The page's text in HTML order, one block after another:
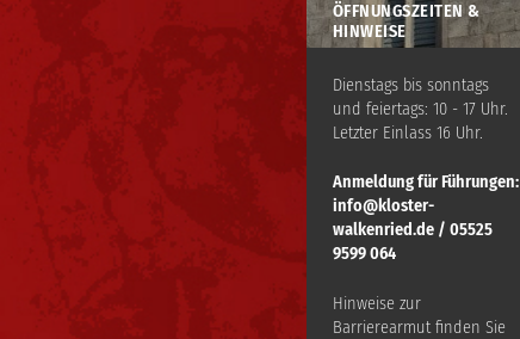
ÖFFNUNGSZEITEN &
HINWEISE
Dienstags bis sonntags
und feiertags: 10 - 17 Uhr.
Letzter Einlass 16 Uhr.
Anmeldung für Führungen:
info@kloster-
walkenried.de / 05525
9599 064
Hinweise zur
Barrierearmut finden Sie